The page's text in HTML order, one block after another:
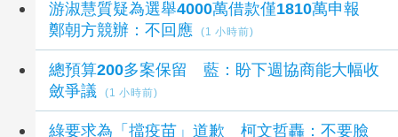
游淑慧質疑為選舉4000萬借款僅1810萬申報
鄭朝方競辦：不回應
(1 小時前)
總預算200多案保留 藍：盼下週協商能大幅收
斂爭議
(1 小時前)
綠要求為「擋疫苗」道歉 柯文哲轟：不要臉